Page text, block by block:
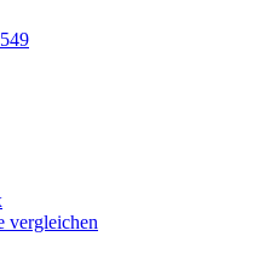
vergleichen